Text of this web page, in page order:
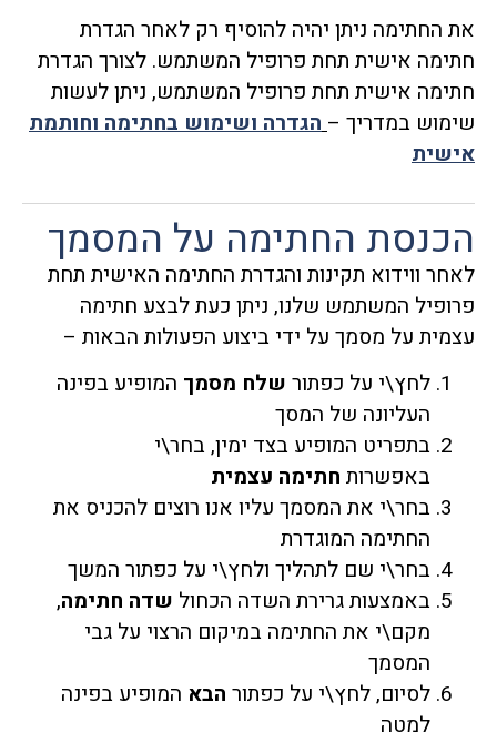
את החתימה ניתן יהיה להוסיף רק לאחר הגדרת
חתימה אישית תחת פרופיל המשתמש. לצורך הגדרת
חתימה אישית תחת פרופיל המשתמש, ניתן לעשות
שימוש במדריך – הגדרה ושימוש בחתימה וחותמת
אישית
הכנסת החתימה על המסמך
לאחר ווידוא תקינות והגדרת החתימה האישית תחת
פרופיל המשתמש שלנו, ניתן כעת לבצע חתימה
עצמית על מסמך על ידי ביצוע הפעולות הבאות –
לחץ\י על כפתור שלח מסמך המופיע בפינה
העליונה של המסך
בתפריט המופיע בצד ימין, בחר\י
באפשרות חתימה עצמית
בחר\י את המסמך עליו אנו רוצים להכניס את
החתימה המוגדרת
בחר\י שם לתהליך ולחץ\י על כפתור המשך
באמצעות גרירת השדה הכחול שדה חתימה,
מקם\י את החתימה במיקום הרצוי על גבי
המסמך
לסיום, לחץ\י על כפתור הבא המופיע בפינה
למטה